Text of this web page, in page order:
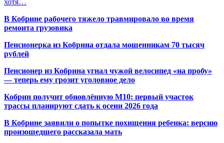
В Кобрине рабочего тяжело травмировало во время
ремонта грузовика
Пенсионерка из Кобрина отдала мошенникам 70 тысяч
рублей
Пенсионер из Кобрина угнал чужой велосипед «на пробу»
— теперь ему грозит уголовное дело
Кобрин получит обновлённую М10: первый участок
трассы планируют сдать к осени 2026 года
В Кобрине заявили о попытке похищения ребенка: версию
произошедшего рассказала мать